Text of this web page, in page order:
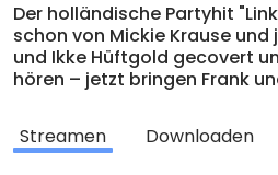
Der holländische Partyhit
schon von Mickie Krause und
und Ikke Hüftgold gecovert
hören – jetzt bringen Frank
wird auch bei Frank und
Hände geklatscht und immer
Streamen Downloaden